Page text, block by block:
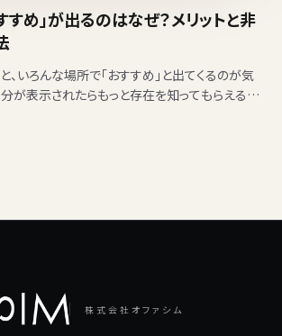
すめ」が出るのはなぜ？メリットと非
、いろんな場所で「おすすめ」と出てくるのが気
が表示されたらもっと存在を知ってもらえるの
株式会社オファシム